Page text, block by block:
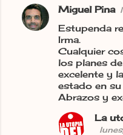
Miguel Pina
Estupenda
Irma.
Cualquier
los planes
excelente y
estado en
Abrazos y
La